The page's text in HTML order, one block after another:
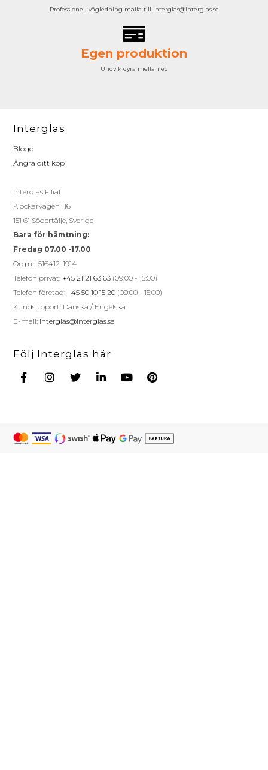
Professionell vägledning maila till interglas@interglas.se
Egen produktion
Undvik dyra mellanled
Interglas
Blogg
Ångra ditt köp
Interglas Filial
Klockarvägen 116
151 61 Södertälje, Sverige
Bara för hämtning:
Fredag 07.00 -17.00
Org.nr. 516412-1914
Telefon privat: +45 21 21 63 63 (09:00 - 15:00)
Telefon företag: +45 50 10 15 20 (09:00 - 15:00)
Kundsupport: Danska / Engelska
E-mail: interglas@interglas.se
Följ Interglas här